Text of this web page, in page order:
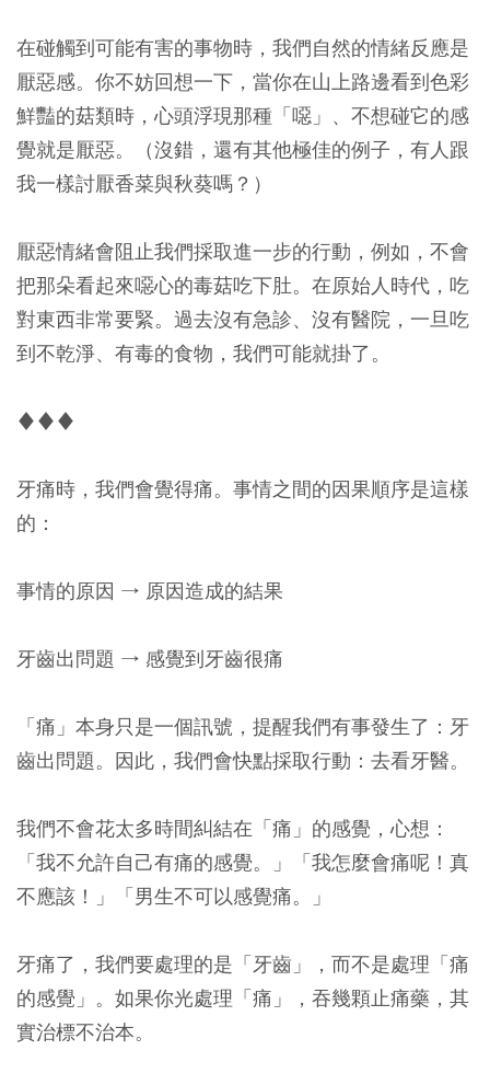
在碰觸到可能有害的事物時，我們自然的情緒反應是
厭惡感。你不妨回想一下，當你在山上路邊看到色彩
鮮豔的菇類時，心頭浮現那種「噁」、不想碰它的感
覺就是厭惡。（沒錯，還有其他極佳的例子，有人跟
我一樣討厭香菜與秋葵嗎？）
厭惡情緒會阻止我們採取進一步的行動，例如，不會
把那朵看起來噁心的毒菇吃下肚。在原始人時代，吃
對東西非常要緊。過去沒有急診、沒有醫院，一旦吃
到不乾淨、有毒的食物，我們可能就掛了。
♦♦♦
牙痛時，我們會覺得痛。事情之間的因果順序是這樣
的：
事情的原因 → 原因造成的結果
牙齒出問題 → 感覺到牙齒很痛
「痛」本身只是一個訊號，提醒我們有事發生了：牙
齒出問題。因此，我們會快點採取行動：去看牙醫。
我們不會花太多時間糾結在「痛」的感覺，心想：
「我不允許自己有痛的感覺。」「我怎麼會痛呢！真
不應該！」「男生不可以感覺痛。」
牙痛了，我們要處理的是「牙齒」，而不是處理「痛
的感覺」。如果你光處理「痛」，吞幾顆止痛藥，其
實治標不治本。